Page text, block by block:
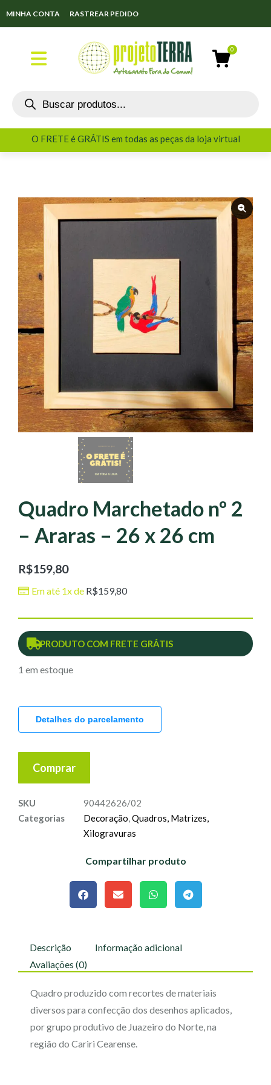
MINHA CONTA RASTREAR PEDIDO
O FRETE é GRÁTIS em todas as peças da loja virtual
O FRETE é GRÁTIS em todas as peças da loja virtual
Quadro Marchetado nº 2
– Araras – 26 x 26 cm
R$159,80
Em até 1x de R$159,80
PRODUTO COM FRETE GRÁTIS
1 em estoque
Detalhes do parcelamento
Comprar
SKU
90442626/02
Categorias
Decoração,Quadros, Matrizes,
Xilogravuras
Compartilhar produto
Descrição
Informação adicional
Avaliações (0)
Quadro produzido com recortes de materiais
diversos para confecção dos desenhos aplicados,
por grupo produtivo de Juazeiro do Norte, na
região do Cariri Cearense.